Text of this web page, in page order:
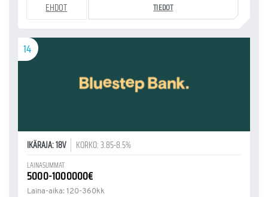
EHDOT TIEDOT
14
IKÄRAJA: 18V KORKO: 3.85-8.5%
LAINASUMMAT
5000-1000000€
Laina-aika: 120-360kk